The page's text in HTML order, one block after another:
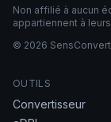
Non affilié à aucun
appartiennent à
© 2026
OUTILS
Convertisseur